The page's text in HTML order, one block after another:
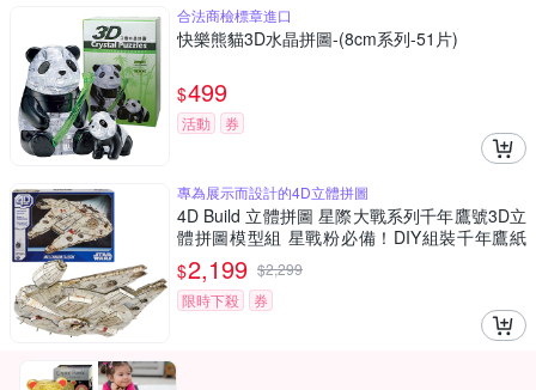
合法商檢標章進口
快樂熊貓3D水晶拼圖-(8cm系列-51片)
$499
活動 券
專為展示而設計的4D立體拼圖
4D Build 立體拼圖 星際大戰系列千年鷹號3D立
體拼圖模型組 星戰粉必備！DIY組裝千年鷹紙
模型 細節逼真 無需工具
$2,199 $2,299
限時下殺
券